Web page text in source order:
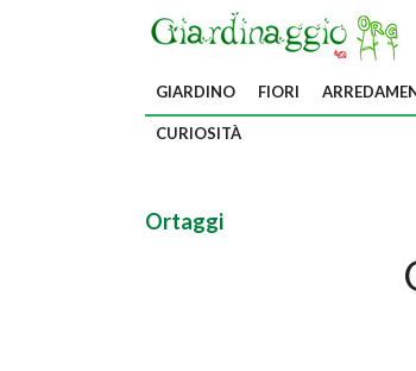
GIARDINO FIORI
CURIOSITÀ
Ortaggi